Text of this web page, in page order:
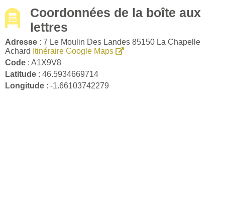
Coordonnées de la boîte aux
lettres
Adresse : 7 Le Moulin Des Landes 85150 La Chapelle
Achard Itinéraire Google Maps
Code : A1X9V8
Latitude : 46.5934669714
Longitude : -1.66103742279